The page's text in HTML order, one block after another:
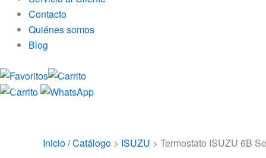
Contacto
Quiénes somos
Blog
0
0
Inicio / Catálogo > ISUZU > Termostato ISUZU 6B